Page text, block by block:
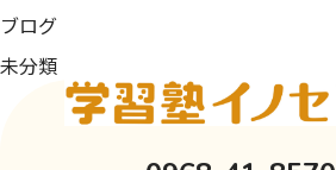
ブログ
未分類